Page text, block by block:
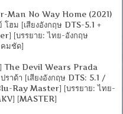
Man No Way Home (2021)
โฮม [เสียงอังกฤษ DTS-5.1 +
[บรรยาย: ไทย-อังกฤษ
มชัด]
The Devil Wears Prada
ราด้า [เสียงอังกฤษ DTS: 5.1 /
Ray Master] [บรรยาย: ไทย-
[MASTER]